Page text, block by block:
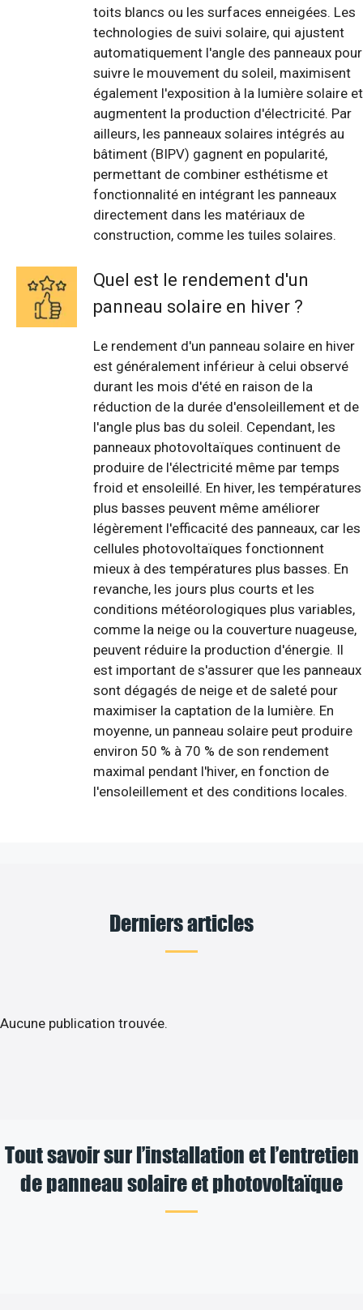
toits blancs ou les surfaces enneigées. Les
technologies de suivi solaire, qui ajustent
automatiquement l'angle des panneaux pour
suivre le mouvement du soleil, maximisent
également l'exposition à la lumière solaire et
augmentent la production d'électricité. Par
ailleurs, les panneaux solaires intégrés au
bâtiment (BIPV) gagnent en popularité,
permettant de combiner esthétisme et
fonctionnalité en intégrant les panneaux
directement dans les matériaux de
construction, comme les tuiles solaires.
Quel est le rendement d'un
panneau solaire en hiver ?
Le rendement d'un panneau solaire en hiver
est généralement inférieur à celui observé
durant les mois d'été en raison de la
réduction de la durée d'ensoleillement et de
l'angle plus bas du soleil. Cependant, les
panneaux photovoltaïques continuent de
produire de l'électricité même par temps
froid et ensoleillé. En hiver, les températures
plus basses peuvent même améliorer
légèrement l'efficacité des panneaux, car les
cellules photovoltaïques fonctionnent
mieux à des températures plus basses. En
revanche, les jours plus courts et les
conditions météorologiques plus variables,
comme la neige ou la couverture nuageuse,
peuvent réduire la production d'énergie. Il
est important de s'assurer que les panneaux
sont dégagés de neige et de saleté pour
maximiser la captation de la lumière. En
moyenne, un panneau solaire peut produire
environ 50 % à 70 % de son rendement
maximal pendant l'hiver, en fonction de
l'ensoleillement et des conditions locales.
Derniers articles
Aucune publication trouvée.
Tout savoir sur l’installation et l’entretien
de panneau solaire et photovoltaïque